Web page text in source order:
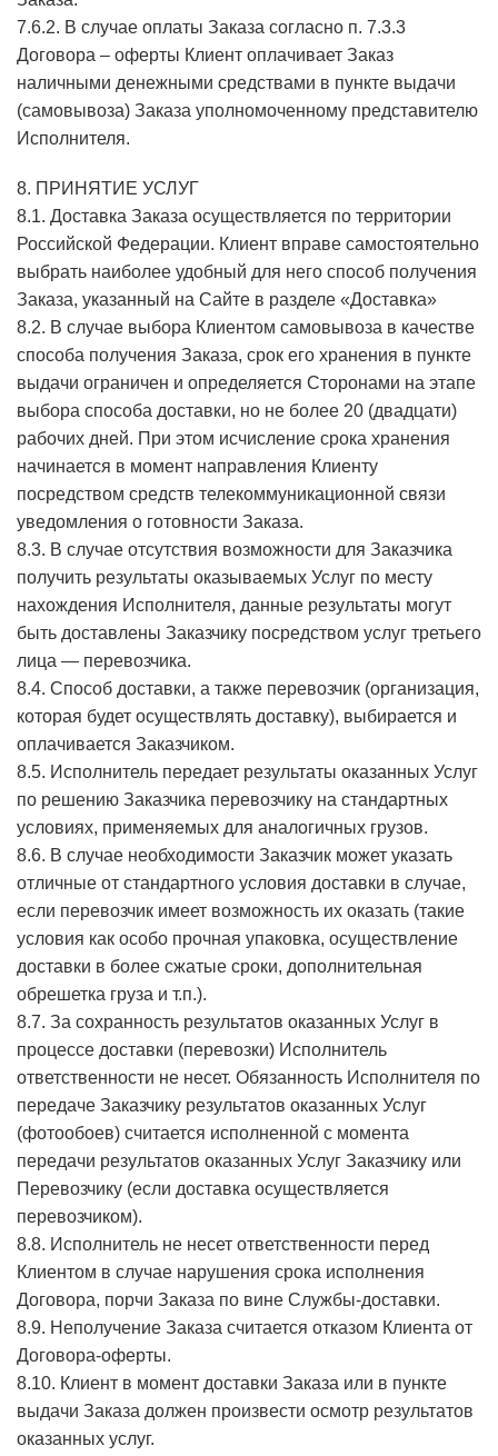
7.6.2. В случае оплаты Заказа согласно п. 7.3.3
Договора – оферты Клиент оплачивает Заказ
наличными денежными средствами в пункте выдачи
(самовывоза) Заказа уполномоченному представителю
Исполнителя.
8. ПРИНЯТИЕ УСЛУГ
8.1. Доставка Заказа осуществляется по территории
Российской Федерации. Клиент вправе самостоятельно
выбрать наиболее удобный для него способ получения
Заказа, указанный на Сайте в разделе «Доставка»
8.2. В случае выбора Клиентом самовывоза в качестве
способа получения Заказа, срок его хранения в пункте
выдачи ограничен и определяется Сторонами на этапе
выбора способа доставки, но не более 20 (двадцати)
рабочих дней. При этом исчисление срока хранения
начинается в момент направления Клиенту
посредством средств телекоммуникационной связи
уведомления о готовности Заказа.
8.3. В случае отсутствия возможности для Заказчика
получить результаты оказываемых Услуг по месту
нахождения Исполнителя, данные результаты могут
быть доставлены Заказчику посредством услуг третьего
лица — перевозчика.
8.4. Способ доставки, а также перевозчик (организация,
которая будет осуществлять доставку), выбирается и
оплачивается Заказчиком.
8.5. Исполнитель передает результаты оказанных Услуг
по решению Заказчика перевозчику на стандартных
условиях, применяемых для аналогичных грузов.
8.6. В случае необходимости Заказчик может указать
отличные от стандартного условия доставки в случае,
если перевозчик имеет возможность их оказать (такие
условия как особо прочная упаковка, осуществление
доставки в более сжатые сроки, дополнительная
обрешетка груза и т.п.).
8.7. За сохранность результатов оказанных Услуг в
процессе доставки (перевозки) Исполнитель
ответственности не несет. Обязанность Исполнителя по
передаче Заказчику результатов оказанных Услуг
(фотообоев) считается исполненной с момента
передачи результатов оказанных Услуг Заказчику или
Перевозчику (если доставка осуществляется
перевозчиком).
8.8. Исполнитель не несет ответственности перед
Клиентом в случае нарушения срока исполнения
Договора, порчи Заказа по вине Службы-доставки.
8.9. Неполучение Заказа считается отказом Клиента от
Договора-оферты.
8.10. Клиент в момент доставки Заказа или в пункте
выдачи Заказа должен произвести осмотр результатов
оказанных услуг.